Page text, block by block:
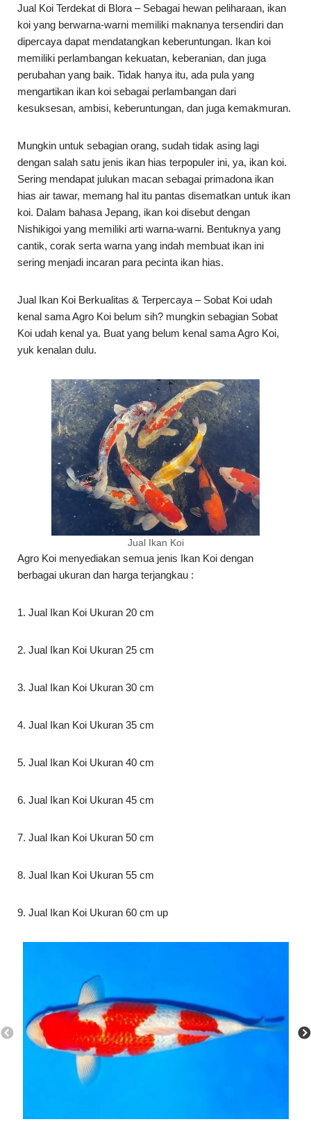
Jual Koi Terdekat di Blora – Sebagai hewan peliharaan, ikan
koi yang berwarna-warni memiliki maknanya tersendiri dan
dipercaya dapat mendatangkan keberuntungan. Ikan koi
memiliki perlambangan kekuatan, keberanian, dan juga
perubahan yang baik. Tidak hanya itu, ada pula yang
mengartikan ikan koi sebagai perlambangan dari
kesuksesan, ambisi, keberuntungan, dan juga kemakmuran.
Mungkin untuk sebagian orang, sudah tidak asing lagi
dengan salah satu jenis ikan hias terpopuler ini, ya, ikan koi.
Sering mendapat julukan macan sebagai primadona ikan
hias air tawar, memang hal itu pantas disematkan untuk ikan
koi. Dalam bahasa Jepang, ikan koi disebut dengan
Nishikigoi yang memiliki arti warna-warni. Bentuknya yang
cantik, corak serta warna yang indah membuat ikan ini
sering menjadi incaran para pecinta ikan hias.
Jual Ikan Koi Berkualitas & Terpercaya – Sobat Koi udah
kenal sama Agro Koi belum sih? mungkin sebagian Sobat
Koi udah kenal ya. Buat yang belum kenal sama Agro Koi,
yuk kenalan dulu.
Jual Ikan Koi
Agro Koi menyediakan semua jenis Ikan Koi dengan
berbagai ukuran dan harga terjangkau :
1. Jual Ikan Koi Ukuran 20 cm
2. Jual Ikan Koi Ukuran 25 cm
3. Jual Ikan Koi Ukuran 30 cm
4. Jual Ikan Koi Ukuran 35 cm
5. Jual Ikan Koi Ukuran 40 cm
6. Jual Ikan Koi Ukuran 45 cm
7. Jual Ikan Koi Ukuran 50 cm
8. Jual Ikan Koi Ukuran 55 cm
9. Jual Ikan Koi Ukuran 60 cm up